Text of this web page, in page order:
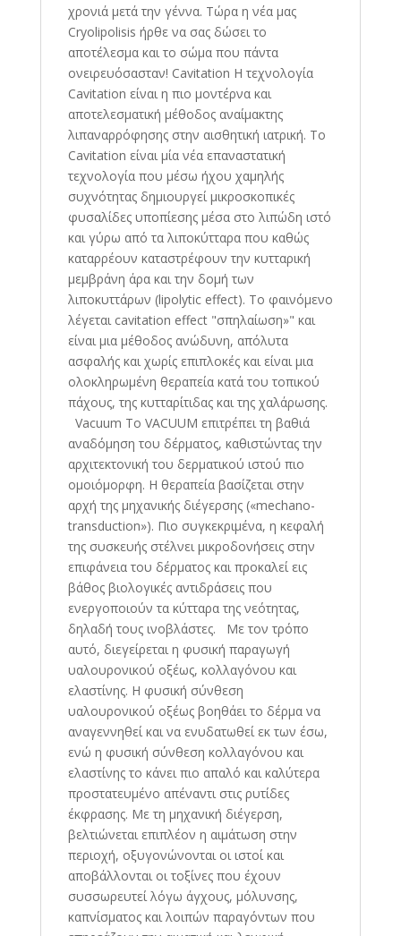
χρονιά μετά την γέννα. Τώρα η νέα μας
Cryolipolisis ήρθε να σας δώσει το
αποτέλεσμα και το σώμα που πάντα
ονειρευόσασταν! Cavitation Η τεχνολογία
Cavitation είναι η πιο μοντέρνα και
αποτελεσματική μέθοδος αναίμακτης
λιπαναρρόφησης στην αισθητική ιατρική. Το
Cavitation είναι μία νέα επαναστατική
τεχνολογία που μέσω ήχου χαμηλής
συχνότητας δημιουργεί μικροσκοπικές
φυσαλίδες υποπίεσης μέσα στο λιπώδη ιστό
και γύρω από τα λιποκύτταρα που καθώς
καταρρέουν καταστρέφουν την κυτταρική
μεμβράνη άρα και την δομή των
λιποκυττάρων (lipolytic effect). Το φαινόμενο
λέγεται cavitation effect "σπηλαίωση»" και
είναι μια μέθοδος ανώδυνη, απόλυτα
ασφαλής και χωρίς επιπλοκές και είναι μια
ολοκληρωμένη θεραπεία κατά του τοπικού
πάχους, της κυτταρίτιδας και της χαλάρωσης.
Vacuum Το VACUUM επιτρέπει τη βαθιά
αναδόμηση του δέρματος, καθιστώντας την
αρχιτεκτονική του δερματικού ιστού πιο
ομοιόμορφη. Η θεραπεία βασίζεται στην
αρχή της μηχανικής διέγερσης («mechano-
transduction»). Πιο συγκεκριμένα, η κεφαλή
της συσκευής στέλνει μικροδονήσεις στην
επιφάνεια του δέρματος και προκαλεί εις
βάθος βιολογικές αντιδράσεις που
ενεργοποιούν τα κύτταρα της νεότητας,
δηλαδή τους ινοβλάστες. Με τον τρόπο
αυτό, διεγείρεται η φυσική παραγωγή
υαλουρονικού οξέως, κολλαγόνου και
ελαστίνης. Η φυσική σύνθεση
υαλουρονικού οξέως βοηθάει το δέρμα να
αναγεννηθεί και να ενυδατωθεί εκ των έσω,
ενώ η φυσική σύνθεση κολλαγόνου και
ελαστίνης το κάνει πιο απαλό και καλύτερα
προστατευμένο απέναντι στις ρυτίδες
έκφρασης. Με τη μηχανική διέγερση,
βελτιώνεται επιπλέον η αιμάτωση στην
περιοχή, οξυγονώνονται οι ιστοί και
αποβάλλονται οι τοξίνες που έχουν
συσσωρευτεί λόγω άγχους, μόλυνσης,
καπνίσματος και λοιπών παραγόντων που